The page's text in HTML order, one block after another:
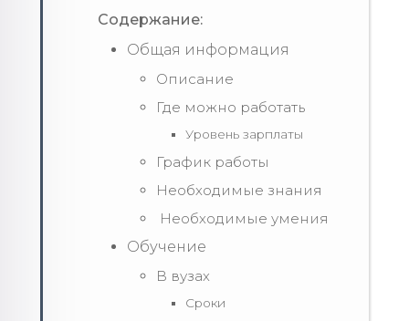
Содержание:
Общая информация
Описание
Где можно работать
Уровень зарплаты
График работы
Необходимые знания
Необходимые умения
Обучение
В вузах
Сроки